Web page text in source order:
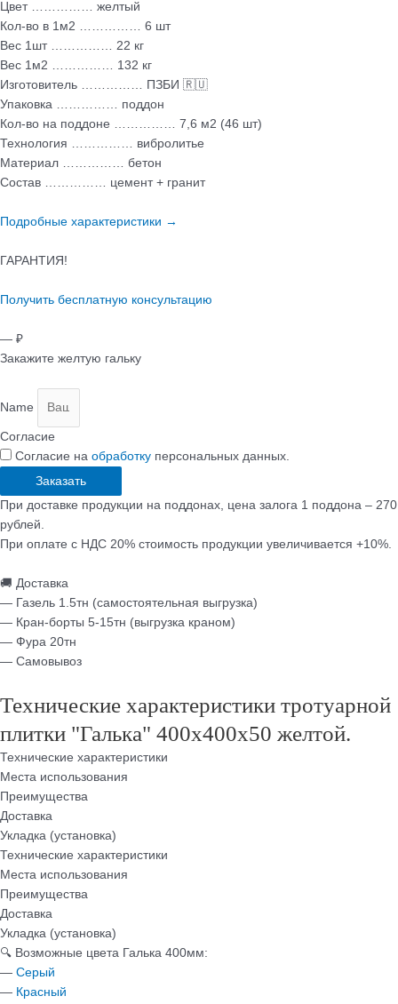
Цвет …………… желтый
Кол-во в 1м2 …………… 6 шт
Вес 1шт …………… 22 кг
Вес 1м2 …………… 132 кг
Изготовитель …………… ПЗБИ 🇷🇺
Упаковка …………… поддон
Кол-во на поддоне …………… 7,6 м2 (46 шт)
Технология …………… вибролитье
Материал …………… бетон
Состав …………… цемент + гранит
Подробные характеристики →
ГАРАНТИЯ!
Получить бесплатную консультацию
— ₽
Закажите желтую гальку
Name
Согласие
Согласие на обработку персональных данных.
Заказать
При доставке продукции на поддонах, цена залога 1 поддона – 270
рублей.
При оплате с НДС 20% стоимость продукции увеличивается +10%.
🚚 Доставка
— Газель 1.5тн (самостоятельная выгрузка)
— Кран-борты 5-15тн (выгрузка краном)
— Фура 20тн
— Самовывоз
Технические характеристики тротуарной
плитки "Галька" 400х400х50 желтой.
Технические характеристики
Места использования
Преимущества
Доставка
Укладка (установка)
Технические характеристики
Места использования
Преимущества
Доставка
Укладка (установка)
🔍 Возможные цвета Галька 400мм:
— Серый
— Красный